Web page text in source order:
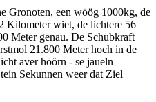
Gronoten, een wöög 1000kg, de
Kilometer wiet, de lichtere 56
Meter genau. De Schubkraft
21.800 Meter hoch in de
aver höörn - se jaueln
Sekunnen weer dat Ziel